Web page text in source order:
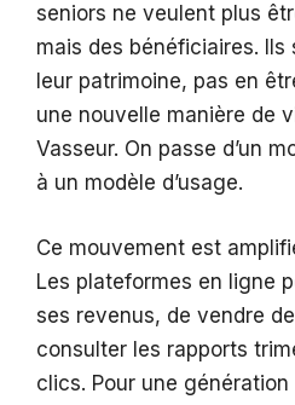
seniors ne veulent plus
mais des bénéficiaires.
leur patrimoine, pas en
une nouvelle manière de
Vasseur. On passe d’un
à un modèle d’usage.
Ce mouvement est
Les plateformes en ligne
ses revenus, de vendre
consulter les rapports
clics. Pour une